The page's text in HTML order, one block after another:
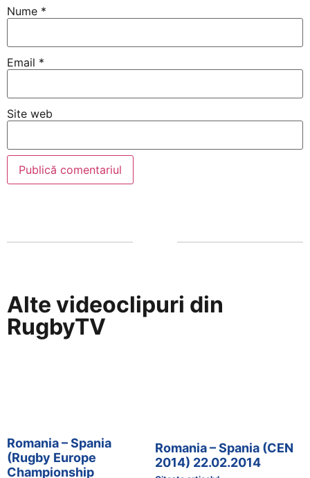
Nume *
Email *
Site web
Alte videoclipuri din
RugbyTV
Romania – Spania
(Rugby Europe
Championship
Romania – Spania (CEN
2014) 22.02.2014